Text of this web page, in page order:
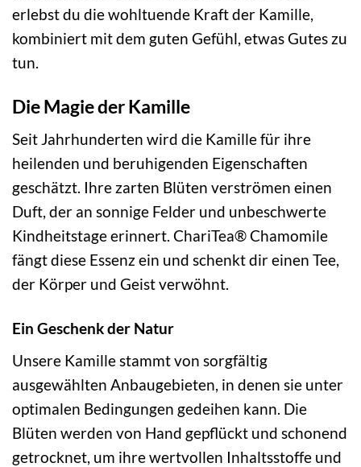
erlebst du die wohltuende Kraft der Kamille,
kombiniert mit dem guten Gefühl, etwas Gutes zu
tun.
Die Magie der Kamille
Seit Jahrhunderten wird die Kamille für ihre
heilenden und beruhigenden Eigenschaften
geschätzt. Ihre zarten Blüten verströmen einen
Duft, der an sonnige Felder und unbeschwerte
Kindheitstage erinnert. ChariTea® Chamomile
fängt diese Essenz ein und schenkt dir einen Tee,
der Körper und Geist verwöhnt.
Ein Geschenk der Natur
Unsere Kamille stammt von sorgfältig
ausgewählten Anbaugebieten, in denen sie unter
optimalen Bedingungen gedeihen kann. Die
Blüten werden von Hand gepflückt und schonend
getrocknet, um ihre wertvollen Inhaltsstoffe und